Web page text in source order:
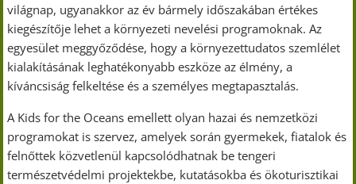
világnap, ugyanakkor az év bármely időszakában értékes
kiegészítője lehet a környezeti nevelési programoknak. Az
egyesület meggyőződése, hogy a környezettudatos szemlélet
kialakításának leghatékonyabb eszköze az élmény, a
kíváncsiság felkeltése és a személyes megtapasztalás.
A Kids for the Oceans emellett olyan hazai és nemzetközi
programokat is szervez, amelyek során gyermekek, fiatalok és
felnőttek közvetlenül kapcsolódhatnak be tengeri
természetvédelmi projektekbe, kutatásokba és ökoturisztikai